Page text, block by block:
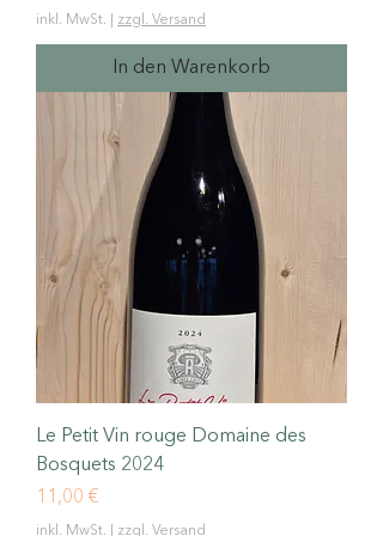
inkl. MwSt. zzgl. Versand
In den Warenkorb
Le Petit Vin rouge Domaine des
Bosquets 2024
Preis
11,00 €
inkl. MwSt. zzgl. Versand